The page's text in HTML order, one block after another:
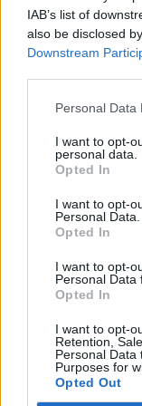
IAB’s list of
also be disclosed
Downstream
Personal Data
I want to opt-
personal data.
Opted In
I want to opt-
Personal Data.
Opted In
I want to opt-
Personal Data
Opted In
I want to opt-
Retention,
Personal Data
Purposes for
Opted Out
Vaizdai iš
vaiko gyvybių
32 laipsnių šilumos
V. Zalužno
Ukrainos
Laidos | Nauja diena
Sinoptikai
savaitę: karščiai